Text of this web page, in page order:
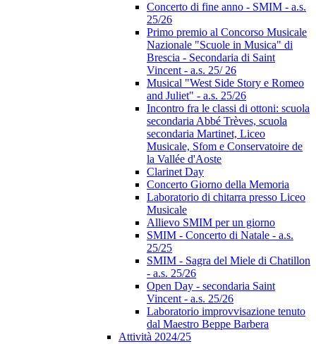
Concerto di fine anno - SMIM - a.s.
25/26
Primo premio al Concorso Musicale
Nazionale "Scuole in Musica" di
Brescia - Secondaria di Saint
Vincent - a.s. 25/ 26
Musical "West Side Story e Romeo
and Juliet" - a.s. 25/26
Incontro fra le classi di ottoni: scuola
secondaria Abbé Trèves, scuola
secondaria Martinet, Liceo
Musicale, Sfom e Conservatoire de
la Vallée d'Aoste
Clarinet Day
Concerto Giorno della Memoria
Laboratorio di chitarra presso Liceo
Musicale
Allievo SMIM per un giorno
SMIM - Concerto di Natale - a.s.
25/25
SMIM - Sagra del Miele di Chatillon
- a.s. 25/26
Open Day - secondaria Saint
Vincent - a.s. 25/26
Laboratorio improvvisazione tenuto
dal Maestro Beppe Barbera
Attività 2024/25